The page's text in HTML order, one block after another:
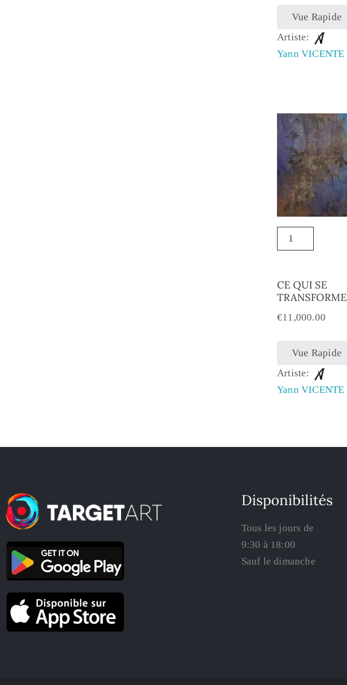
Vue Rapide
Artiste:
Yann VICENTE
CE QUI SE
TRANSFORME
€11,000.00
Vue Rapide
Artiste:
Yann VICENTE
Disponibilités
Tous les jours de
9:30 à 18:00
Sauf le dimanche